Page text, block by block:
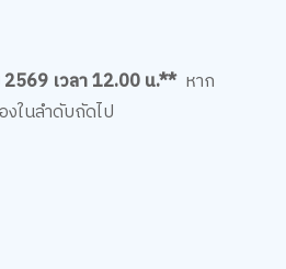
เวลา 12.00 น.** หาก
งในลำดับถัดไป